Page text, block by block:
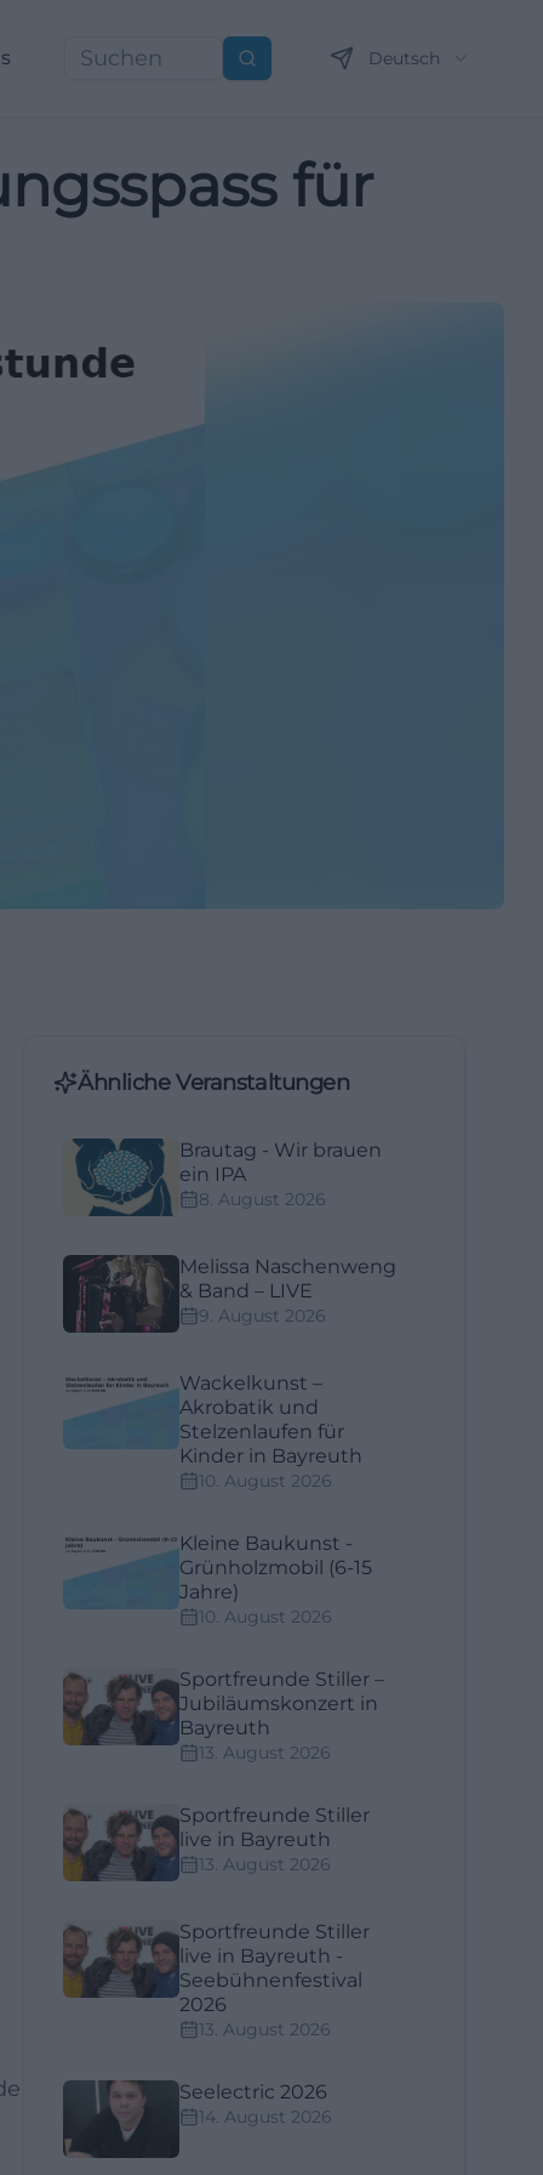
Suchen Deutsch
für
Ähnliche Veranstaltungen
Brautag - Wir brauen
ein IPA
8. August 2026
Melissa Naschenweng
& Band – LIVE
9. August 2026
Wackelkunst –
Akrobatik und
Stelzenlaufen für
Kinder in Bayreuth
10. August 2026
Kleine Baukunst -
Grünholzmobil (6-15
Jahre)
10. August 2026
Sportfreunde Stiller –
Jubiläumskonzert in
Bayreuth
13. August 2026
Sportfreunde Stiller
live in Bayreuth
13. August 2026
Sportfreunde Stiller
live in Bayreuth -
Seebühnenfestival
2026
13. August 2026
Seelectric 2026
14. August 2026